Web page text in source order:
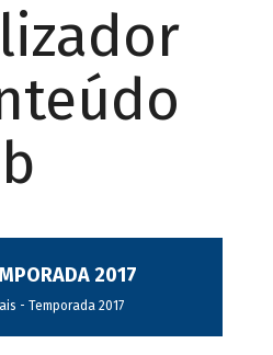
2017
- Temporada 2017